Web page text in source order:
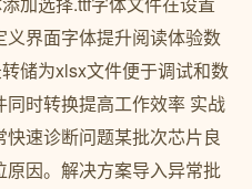
界面字体提升阅读体验数
储为xlsx文件便于调试和数
时转换提高工作效率 实战
速诊断问题某批次芯片良
因。解决方案导入异常批